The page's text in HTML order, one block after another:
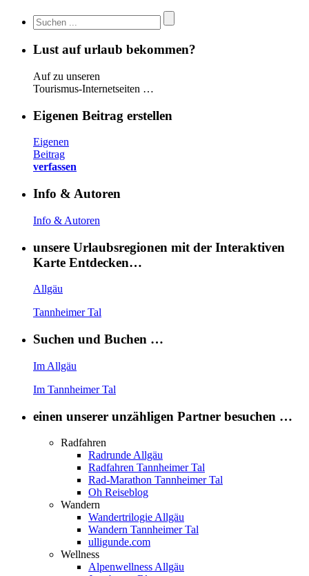
Lust auf urlaub bekommen?
Auf zu unseren
Tourismus-Internetseiten …
Eigenen Beitrag erstellen
Eigenen
Beitrag
verfassen
Info & Autoren
Info & Autoren
unsere Urlaubsregionen mit der Interaktiven
Karte Entdecken…
Allgäu
Tannheimer Tal
Suchen und Buchen …
Im Allgäu
Im Tannheimer Tal
einen unserer unzähligen Partner besuchen …
Radfahren
Radrunde Allgäu
Radfahren Tannheimer Tal
Rad-Marathon Tannheimer Tal
Oh Reiseblog
Wandern
Wandertrilogie Allgäu
Wandern Tannheimer Tal
ulligunde.com
Wellness
Alpenwellness Allgäu